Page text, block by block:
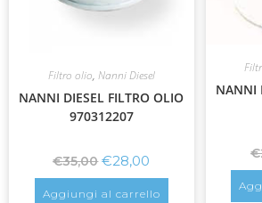
Filtro olio, Nanni Diesel
NANNI DIESEL FILTRO OLIO
970312207
€35,00 €28,00
Aggiungi al carrello
NANNI
€